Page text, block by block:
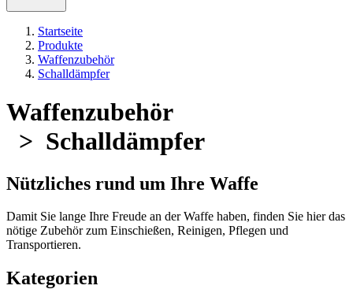
Startseite
Produkte
Waffenzubehör
Schalldämpfer
Waffenzubehör
> Schalldämpfer
Nützliches rund um Ihre Waffe
Damit Sie lange Ihre Freude an der Waffe haben, finden Sie hier das
nötige Zubehör zum Einschießen, Reinigen, Pflegen und
Transportieren.
Kategorien